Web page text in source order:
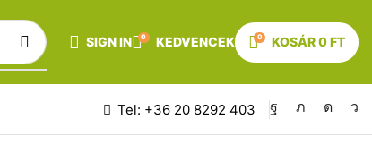
SIGN IN 0 KEDVENCEK 0 KOSÁR0FT
Tel: +36 20 8292 403